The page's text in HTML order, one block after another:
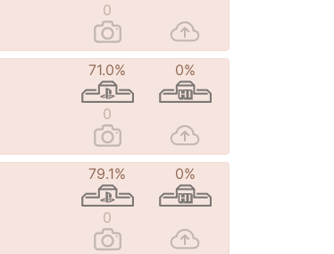
0
71.0% 0%
0
79.1% 0%
0